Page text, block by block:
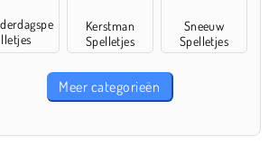
lletjes
Kerstman
Spelletjes
Sneeuw
Spelletjes
Meer categorieën